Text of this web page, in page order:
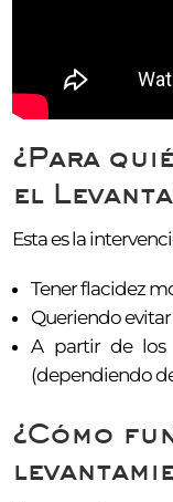
¿Para
el
Esta es la
Tener flacidez
Queriendo
A partir de los
(dependiendo
¿Cómo